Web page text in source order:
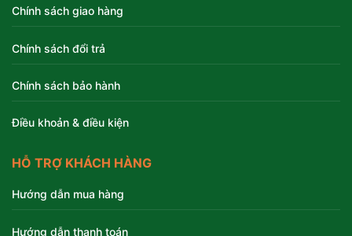
Chính sách giao hàng
Chính sách đổi trả
Chính sách bảo hành
Điều khoản & điều kiện
HỖ TRỢ KHÁCH HÀNG
Hướng dẫn mua hàng
Hướng dẫn thanh toán